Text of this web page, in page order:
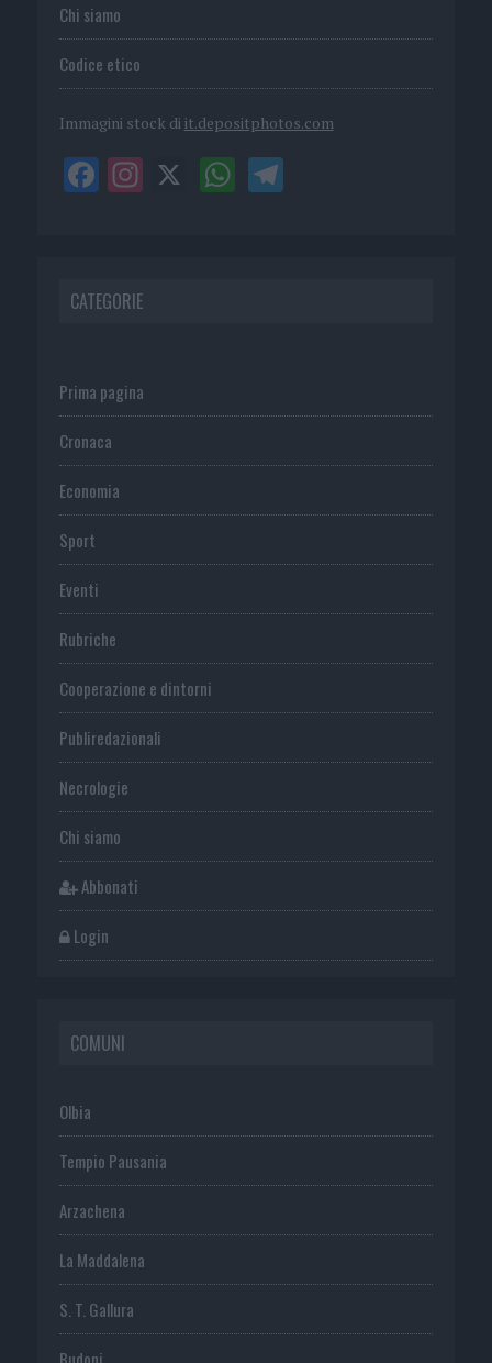
Chi siamo
Codice etico
Immagini stock di it.depositphotos.com
CATEGORIE
Prima pagina
Cronaca
Economia
Sport
Eventi
Rubriche
Cooperazione e dintorni
Publiredazionali
Necrologie
Chi siamo
Abbonati
Login
COMUNI
Olbia
Tempio Pausania
Arzachena
La Maddalena
S. T. Gallura